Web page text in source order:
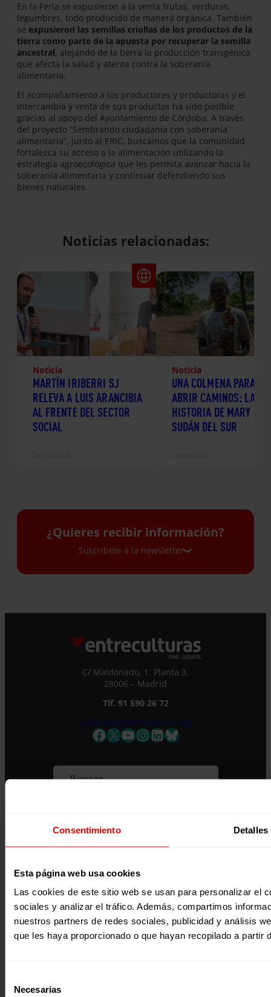
Consentimiento Detalles
Esta página web usa cookies
Las cookies de este sitio web se usan para personalizar el
sociales y analizar el tráfico. Además, compartimos
nuestros partners de redes sociales, publicidad y análisis
que les haya proporcionado o que hayan recopilado a
Necesarias
En la Feria se expusieron a la venta frutas, verduras,
legumbres, todo producido de manera orgánica. También
se expusieron las semillas criollas de los productos de la
tierra como parte de la apuesta por recuperar la semilla
ancestral, alejando de la tierra la producción transgénica
que afecta la salud y atenta contra la soberanía
alimentaria.
El acompañamiento a los productores y productoras y el
intercambio y venta de sus productos ha sido posible
gracias al apoyo del Ayuntamiento de Córdoba. A través
del proyecto “Sembrando ciudadanía con soberanía
alimentaria”, junto al ERIC, buscamos que la comunidad
fortalezca su acceso a la alimentación utilizando la
estrategia agroecológica que les permita avanzar hacia la
soberanía alimentaria y continuar defendiendo sus
bienes naturales.
Noticias relacionadas:
Noticia
MARTÍN IRIBERRI SJ
RELEVA A LUIS ARANCIBIA
AL FRENTE DEL SECTOR
SOCIAL
Noticia
UNA COLMENA PARA
ABRIR CAMINOS: LA
HISTORIA DE MARY EN
SUDÁN DEL SUR
¿Quieres recibir información?
Suscríbete a la newsletter
y los correos puntuales en los que te
ofrecemos información, no dejes de completar
este formulario. Al instante, te daremos de
alta en nuestra base de datos y podrás estar
al tanto de todas las novedades.
Correo electrónico *
Responsable del tratamiento con la finalidad de…
C/ Maldonado, 1. Planta 3.
28006 – Madrid
Tlf. 91 590 26 72
noticias@entreculturas.org
Facebook
X YouTube
Instagram
LinkedIn
Bluesky
Página web financiada por el Plan de Recuperación, Transformación y
Resiliencia de España «Next Generation EU»